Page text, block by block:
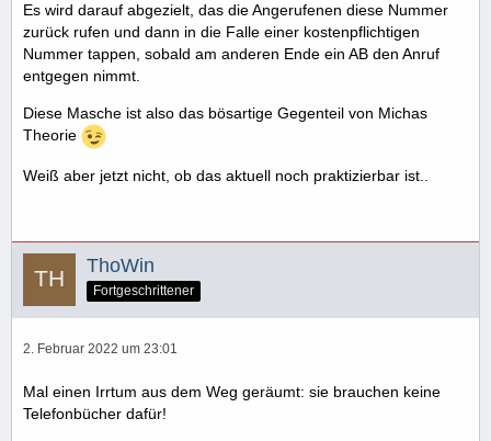
Es wird darauf abgezielt, das die Angerufenen diese Nummer
zurück rufen und dann in die Falle einer kostenpflichtigen
Nummer tappen, sobald am anderen Ende ein AB den Anruf
entgegen nimmt.
Diese Masche ist also das bösartige Gegenteil von Michas
Theorie
Weiß aber jetzt nicht, ob das aktuell noch praktizierbar ist..
ThoWin
Fortgeschrittener
2. Februar 2022 um 23:01
Mal einen Irrtum aus dem Weg geräumt: sie brauchen keine
Telefonbücher dafür!